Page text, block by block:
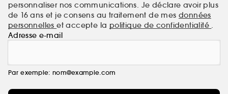
personnaliser nos communications. Je déclare avoir plus
de 16 ans et je consens au traitement de mes données
personnelleset accepte la politique de confidentialité
Adresse e-mail
Par exemple: nom@example.com